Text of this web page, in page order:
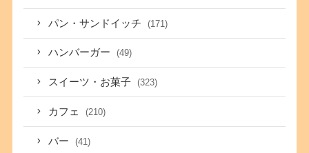
パン・サンドイッチ (171)
ハンバーガー (49)
スイーツ・お菓子 (323)
カフェ (210)
バー (41)